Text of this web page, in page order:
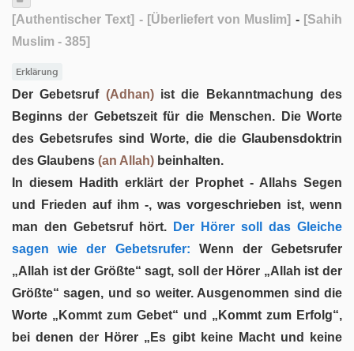
[Authentischer Text] - [Überliefert von Muslim] - [Sahih
Muslim - 385]
Erklärung
Der Gebetsruf (Adhan)ist die Bekanntmachung des
Beginns der Gebetszeit für die Menschen. Die Worte
des Gebetsrufes sind Worte, die die Glaubensdoktrin
des Glaubens (an Allah) beinhalten.
In diesem Hadith erklärt der Prophet - Allahs Segen
und Frieden auf ihm -, was vorgeschrieben ist, wenn
man den Gebetsruf hört. Der Hörer soll das Gleiche
sagen wie der Gebetsrufer: Wenn der Gebetsrufer
„Allah ist der Größte“ sagt, soll der Hörer „Allah ist der
Größte“ sagen, und so weiter. Ausgenommen sind die
Worte „Kommt zum Gebet“ und „Kommt zum Erfolg“,
bei denen der Hörer „Es gibt keine Macht und keine